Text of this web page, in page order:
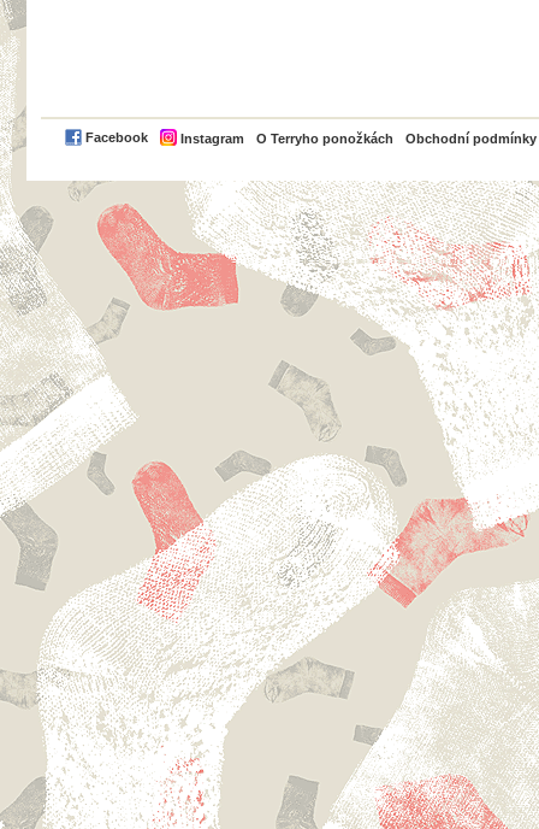
Facebook Instagram O Terryho ponožkách Obchodní podmínky
PayPal